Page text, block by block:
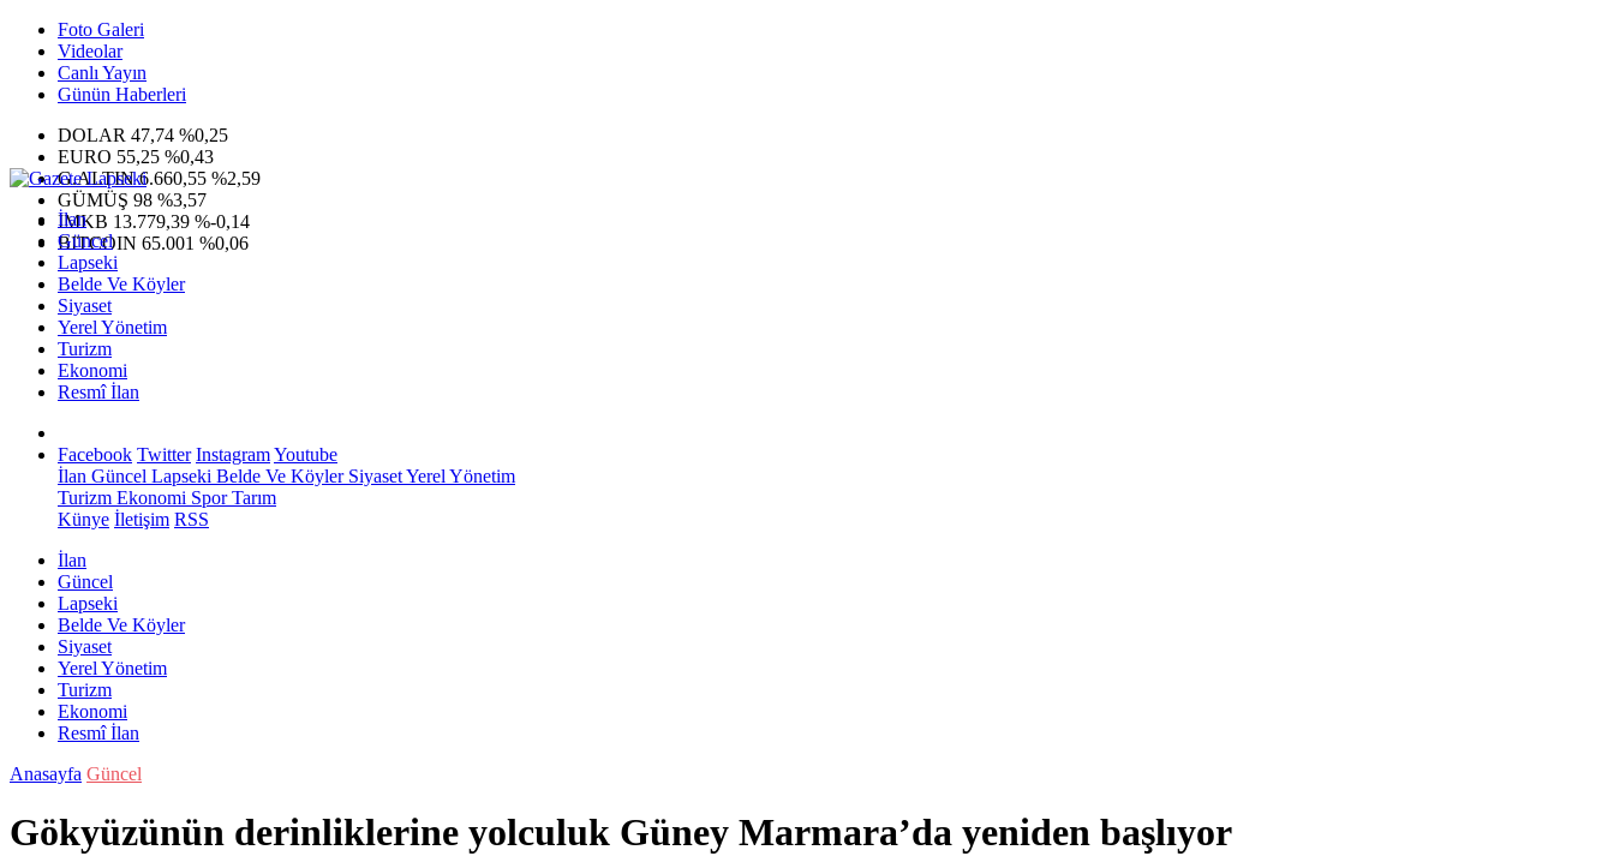
Foto Galeri
Videolar
Canlı Yayın
Günün Haberleri
DOLAR 47,74 %0,25
EURO 55,25 %0,43
G.ALTIN6.660,55 %2,59
GÜMÜŞ 98 %3,57
IMKB 13.779,39 %-0,14
BITCOIN 65.001 %0,06
İlan
Güncel
Lapseki
Belde Ve Köyler
Siyaset
Yerel Yönetim
Turizm
Ekonomi
Resmî İlan
Facebook Twitter InstagramYoutube
İlan Güncel Lapseki Belde Ve KöylerSiyasetYerel Yönetim
Turizm Ekonomi SporTarım
Künye İletişim RSS
İlan
Güncel
Lapseki
Belde Ve Köyler
Siyaset
Yerel Yönetim
Turizm
Ekonomi
Resmî İlan
Anasayfa Güncel
Gökyüzünün derinliklerine yolculuk Güney Marmara’da yeniden başlıyor